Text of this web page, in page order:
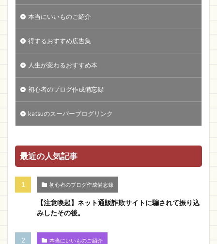
本当にいいものご紹介
得するおすすめ広告集
人生が変わるおすすめ本
初心者のブログ作成備忘録
katsuのスーパーブログリンク
最近の人気記事
初心者のブログ作成備忘録
【注意喚起】ネット通販詐欺サイトに騙されて振り込
みしたその後。
本当にいいものご紹介